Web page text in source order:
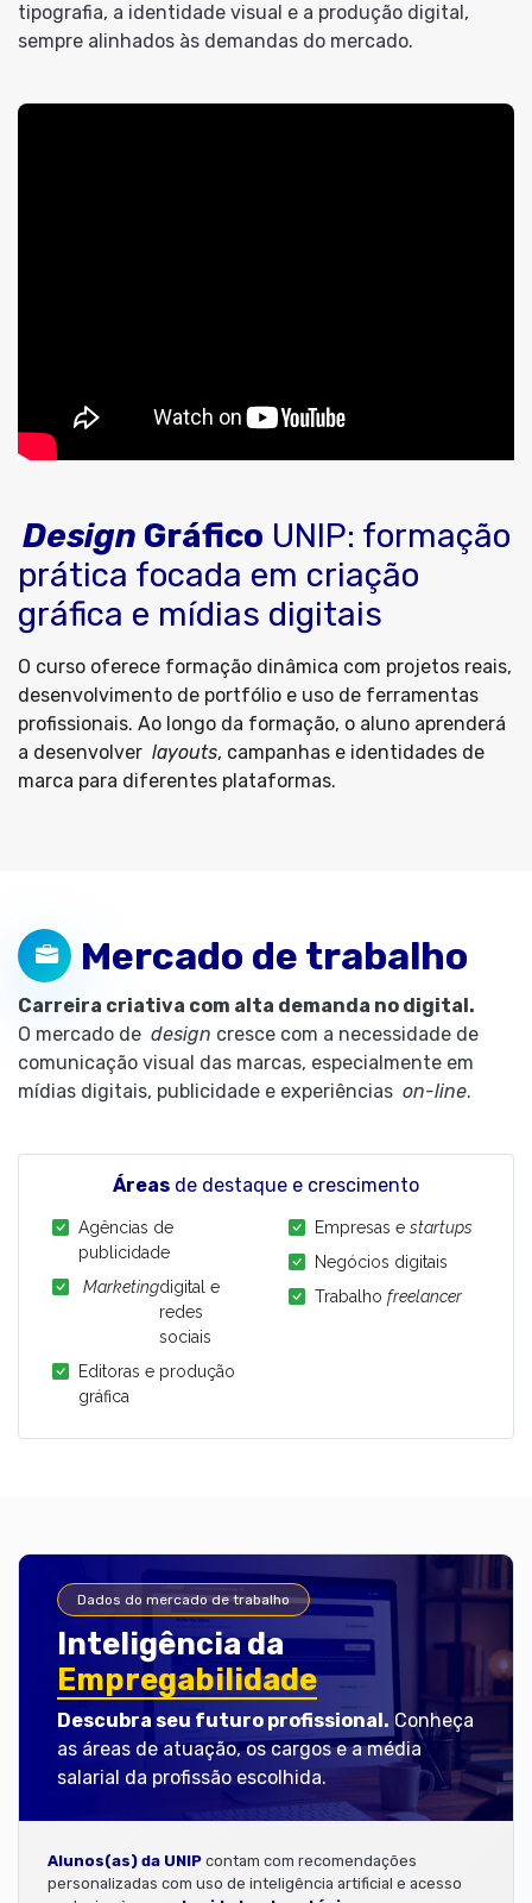
tipografia, a identidade visual e a produção digital,
sempre alinhados às demandas do mercado.
Design Gráfico UNIP: formação
prática focada em criação
gráfica e mídias digitais
O curso oferece formação dinâmica com projetos reais,
desenvolvimento de portfólio e uso de ferramentas
profissionais. Ao longo da formação, o aluno aprenderá
a desenvolver layouts, campanhas e identidades de
marca para diferentes plataformas.
Mercado de trabalho
Carreira criativa com alta demanda no digital.
O mercado de design cresce com a necessidade de
comunicação visual das marcas, especialmente em
mídias digitais, publicidade e experiências on-line.
Áreas de destaque e crescimento
Agências de
publicidade
Marketingdigital e
redes
sociais
Editoras e produção
gráfica
Empresas e startups
Negócios digitais
Trabalho freelancer
Dados do mercado de trabalho
Inteligência da
Empregabilidade
Descubra seu futuro profissional. Conheça
as áreas de atuação, os cargos e a média
salarial da profissão escolhida.
Alunos(as) da UNIP contam com recomendações
personalizadas com uso de inteligência artificial e acesso